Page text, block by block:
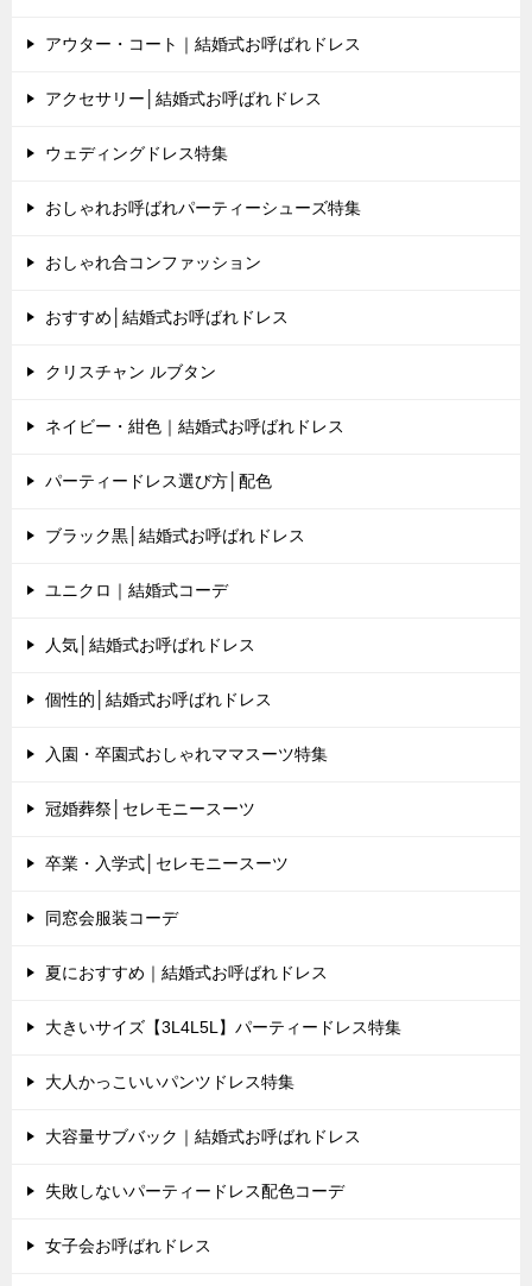
アウター・コート｜結婚式お呼ばれドレス
アクセサリー│結婚式お呼ばれドレス
ウェディングドレス特集
おしゃれお呼ばれパーティーシューズ特集
おしゃれ合コンファッション
おすすめ│結婚式お呼ばれドレス
クリスチャン ルブタン
ネイビー・紺色｜結婚式お呼ばれドレス
パーティードレス選び方│配色
ブラック黒│結婚式お呼ばれドレス
ユニクロ｜結婚式コーデ
人気│結婚式お呼ばれドレス
個性的│結婚式お呼ばれドレス
入園・卒園式おしゃれママスーツ特集
冠婚葬祭│セレモニースーツ
卒業・入学式│セレモニースーツ
同窓会服装コーデ
夏におすすめ｜結婚式お呼ばれドレス
大きいサイズ【3L4L5L】パーティードレス特集
大人かっこいいパンツドレス特集
大容量サブバック｜結婚式お呼ばれドレス
失敗しないパーティードレス配色コーデ
女子会お呼ばれドレス